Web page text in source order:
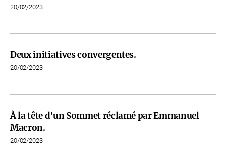
20/02/2023
Deux initiatives convergentes.
20/02/2023
À la tête d'un Sommet réclamé par Emmanuel
Macron.
20/02/2023